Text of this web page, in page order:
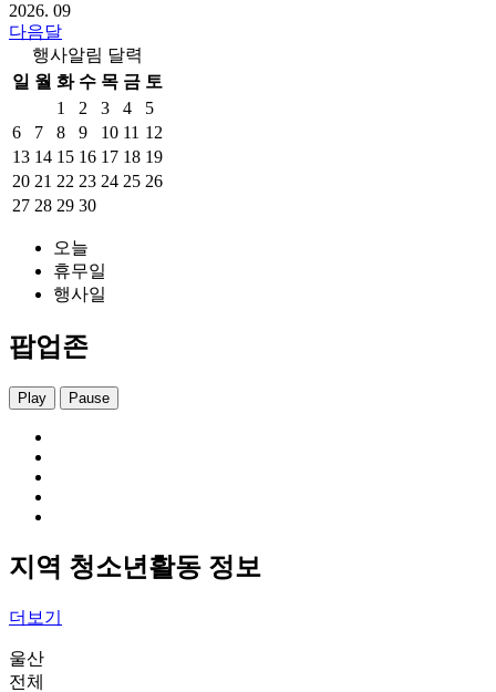
2026. 09
다음달
행사알림 달력
일 월 화 수 목 금 토
1
2 3 4
5
6
7 8 9 10 11 12
13 14 15 16 17 18 19
20 21 22 23 24 25 26
27 28 29 30
오늘
휴무일
행사일
팝업존
Play Pause
지역 청소년활동 정보
더보기
울산
전체